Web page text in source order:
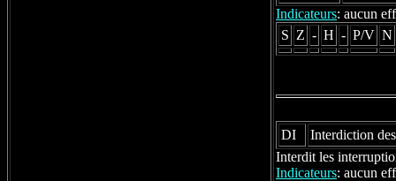
Indicateurs: aucun
S Z - H - P/V N
DI
Interdiction
Interdit les
Indicateurs: aucun